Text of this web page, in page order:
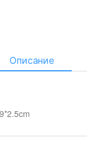
Описание